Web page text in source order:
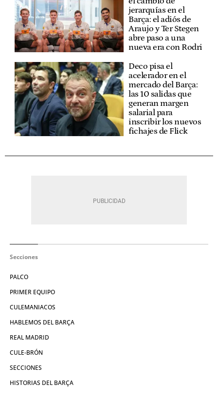
jerarquías en el
Barça: el adiós de
Araujo y Ter Stegen
abre paso a una
nueva era con Rodri
Deco pisa el
acelerador en el
mercado del Barça:
las 10 salidas que
generan margen
salarial para
inscribir los nuevos
fichajes de Flick
Secciones
PALCO
PRIMER EQUIPO
CULEMANIACOS
HABLEMOS DEL BARÇA
REAL MADRID
CULE-BRÓN
SECCIONES
HISTORIAS DEL BARÇA